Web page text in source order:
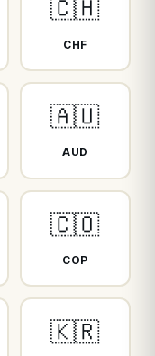
🇨🇭
CHF
🇦🇺
AUD
🇨🇴
COP
🇰🇷